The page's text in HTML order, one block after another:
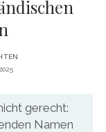
gerecht:
Namen